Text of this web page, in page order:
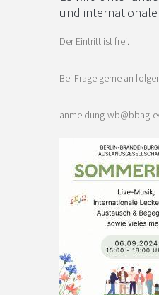
und
Der Eintritt ist frei.
Bei Frage gerne an
anmeldung-wb@bbag-